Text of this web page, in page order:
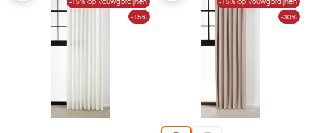
-15%
-30%